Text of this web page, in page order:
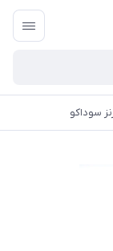
سوداكو